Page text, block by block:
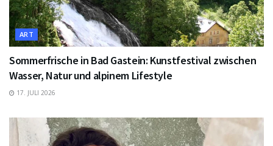
ART
Sommerfrische in Bad Gastein: Kunstfestival zwischen
Wasser, Natur und alpinem Lifestyle
17. JULI 2026